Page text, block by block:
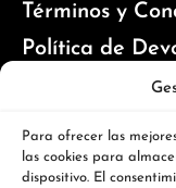
Para ofrecer las
las cookies para
dispositivo. El
Términos y
Política de
Política de